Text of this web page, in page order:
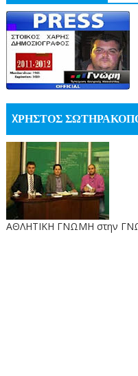
XΡΗΣΤΟΣ
ΑΘΛΗΤΙΚΗ ΓΝΩΜΗ στην